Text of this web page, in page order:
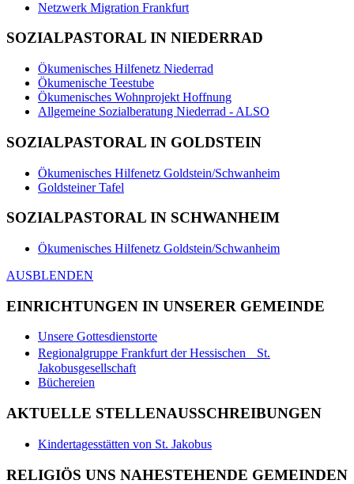
Netzwerk Migration Frankfurt
SOZIALPASTORAL IN NIEDERRAD
Ökumenisches Hilfenetz Niederrad
Ökumenische Teestube
Ökumenisches Wohnprojekt Hoffnung
Allgemeine Sozialberatung Niederrad - ALSO
SOZIALPASTORAL IN GOLDSTEIN
Ökumenisches Hilfenetz Goldstein/Schwanheim
Goldsteiner Tafel
SOZIALPASTORAL IN SCHWANHEIM
Ökumenisches Hilfenetz Goldstein/Schwanheim
AUSBLENDEN
EINRICHTUNGEN IN UNSERER GEMEINDE
Unsere Gottesdienstorte
Regionalgruppe Frankfurt der Hessischen St.
Jakobusgesellschaft
Büchereien
AKTUELLE STELLENAUSSCHREIBUNGEN
Kindertagesstätten von St. Jakobus
RELIGIÖS UNS NAHESTEHENDE GEMEINDEN